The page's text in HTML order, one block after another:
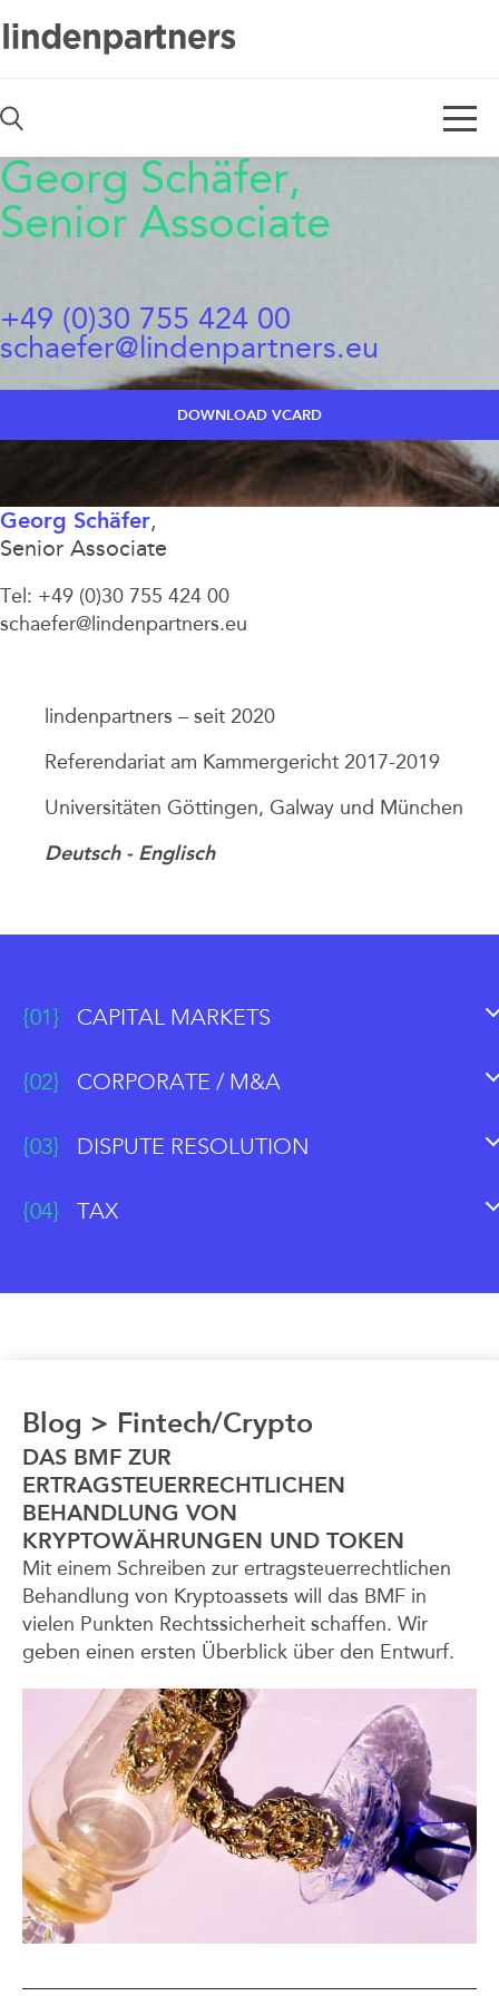
De
Georg Schäfer,
Senior Associate
+49 (0)30 755 424 00
schaefer@lindenpartners.eu
DOWNLOAD VCARD
Georg Schäfer,
Senior Associate
Tel: +49 (0)30 755 424 00
schaefer@lindenpartners.eu
lindenpartners – seit 2020
Referendariat am Kammergericht 2017-2019
Universitäten Göttingen, Galway und München
Deutsch
Englisch
{01} CAPITAL MARKETS
{02} CORPORATE / M&A
{03} DISPUTE RESOLUTION
{04} TAX
Blog > Fintech/Crypto
DAS BMF ZUR
ERTRAGSTEUERRECHTLICHEN
BEHANDLUNG VON
KRYPTOWÄHRUNGEN UND TOKEN
Mit einem Schreiben zur ertragsteuerrechtlichen
Behandlung von Kryptoassets will das BMF in
vielen Punkten Rechtssicherheit schaffen. Wir
geben einen ersten Überblick über den Entwurf.